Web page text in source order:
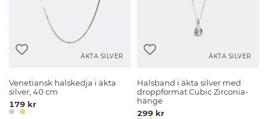
ÄKTA SILVER
Venetiansk halskedja i äkta
silver, 40 cm
179 kr
ÄKTA SILVER
Halsband i äkta silver med
droppformat Cubic Zirconia-
hänge
299 kr